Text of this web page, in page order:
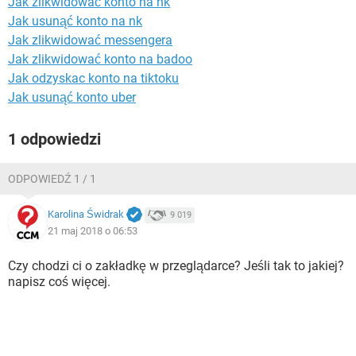
WINDOWS 10
Jak usunąć konto na nk
Jak zlikwidować messengera
Jak zlikwidować konto na badoo
Jak odzyskac konto na tiktoku
Jak usunąć konto uber
1 odpowiedzi
ODPOWIEDŹ 1 / 1
Karolina Świdrak 9 019
21 maj 2018 o 06:53
Czy chodzi ci o zakładkę w przeglądarce? Jeśli tak to jakiej?
napisz coś więcej.